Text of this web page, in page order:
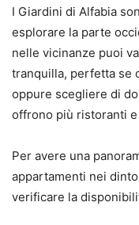
I Giardini di Alfabia
esplorare la parte
nelle vicinanze puoi
tranquilla, perfetta se
oppure scegliere di
offrono più ristoranti
Per avere una
appartamenti nei
verificare la